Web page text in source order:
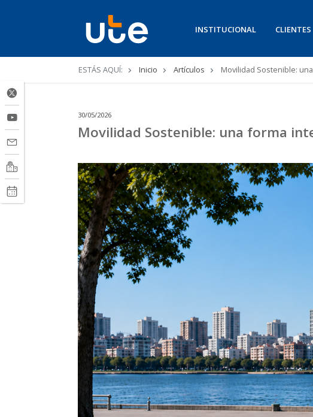
INSTITUCIONAL CLIENTES
Ruta
navegación
ESTÁS AQUÍ: Inicio Artículos Movilidad Sostenible:
30/05/2026
Movilidad Sostenible: una forma